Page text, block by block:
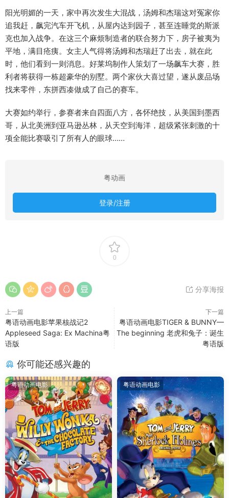
阳光明媚的一天，家中再次发生大混战，汤姆和杰瑞这对冤家你
追我赶，飙完汽车开飞机，从屋内达到园子，甚至连睡觉的斯派
克也加入战争。在这三个麻烦制造者的联合努力下，房子被夷为
平地，满目疮痍。女主人气得将汤姆和杰瑞赶了出去，就在此
时，他们看到一则消息。好莱坞制作人策划了一场飙车大赛，胜
利者将获得一栋超豪华的别墅。两个家伙大喜过望，遂从废品场
找来零件，东拼西凑做成了自己的赛车。
大赛如约举行，参赛者来自四面八方，各怀绝技，从美国到墨西
哥，从北美洲到亚马逊丛林，从天空到海洋，超级紧张刺激的十
项全能比赛吸引了所有人的眼球……
粤动画
登录/注册
0
分享海报
上一篇
粤语动画电影苹果核战记2
Appleseed Saga: Ex Machina粤
语版
下一篇
粤语动画电影TIGER & BUNNY—
The beginning 老虎和兔子：诞生
粤语版
你可能还感兴趣的
粤语动画电影 粤语动画电影